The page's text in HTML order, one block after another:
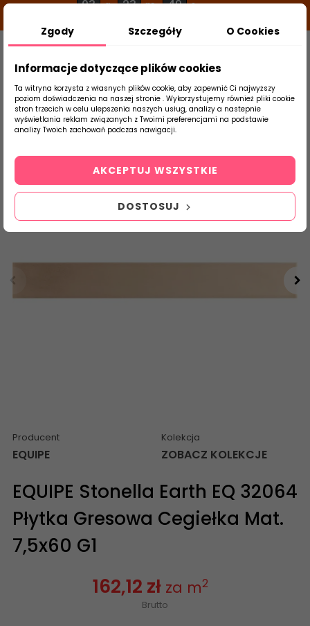
03 g 23 m 48 s
Szukaj
produktu
Strona Główna Płytki Łazienkowe
Producent
EQUIPE
Kolekcja
ZOBACZ KOLEKCJE
EQUIPE Stonella Earth EQ 32064
Płytka Gresowa Cegiełka Mat.
7,5x60 G1
162,12 zł za m2
Brutto
Zgody Szczegóły O Cookies
Informacje dotyczące plików cookies
Ta witryna korzysta z własnych plików cookie, aby zapewnić Ci najwyższy
poziom doświadczenia na naszej stronie . Wykorzystujemy również pliki cookie
stron trzecich w celu ulepszenia naszych usług, analizy a nastepnie
wyświetlania reklam związanych z Twoimi preferencjami na podstawie
analizy Twoich zachowań podczas nawigacji.
DOSTOSUJ
AKCEPTUJ WSZYSTKIE